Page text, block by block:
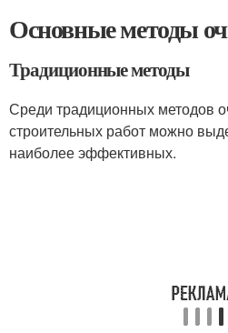
Основные методы
Традиционные методы
Среди традиционных методов
строительных работ можно
наиболее эффективных.